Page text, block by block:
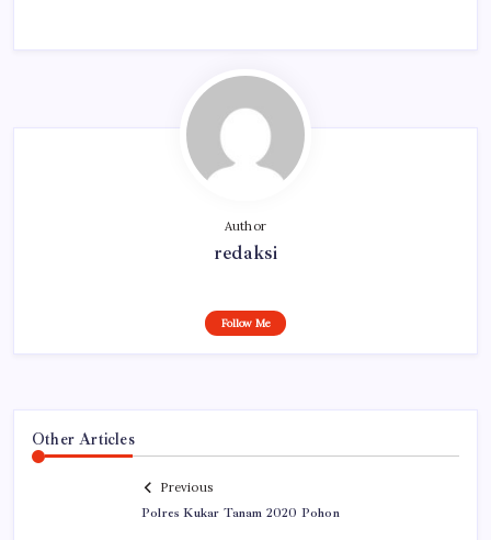
Author
redaksi
Follow Me
Other Articles
Previous
Polres Kukar Tanam 2020 Pohon